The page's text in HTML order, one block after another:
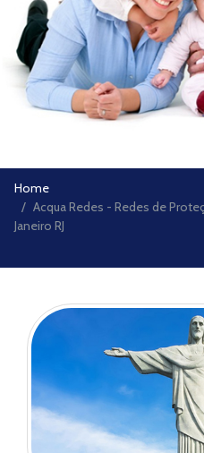
Home
Acqua Redes - Redes de
Janeiro RJ